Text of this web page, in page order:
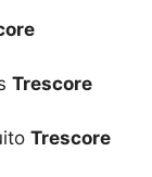
Trescore
Trescore